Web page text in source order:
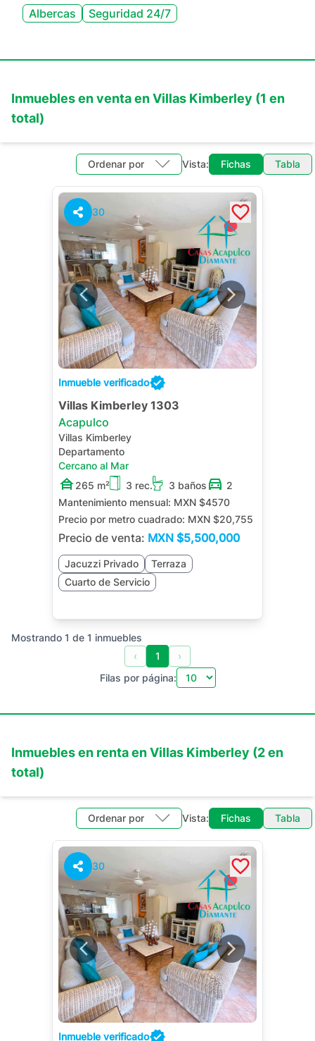
Albercas
Seguridad 24/7
Inmuebles enventaenVillas Kimberley (1 en
total)
Ordenar por Vista: Fichas Tabla
30
Inmueble verificado
Villas Kimberley 1303
Acapulco
Villas Kimberley
Departamento
Cercano al Mar
265 m²
3 rec. 3 baños
2
Mantenimiento mensual: MXN $4570
Precio por metro cuadrado: MXN $20,755
Precio de venta: MXN $5,500,000
Jacuzzi Privado
Terraza
Cuarto de Servicio
Mostrando 1 de 1 inmuebles
‹
1
›
Filas por página:
Inmuebles en rentaenVillas Kimberley (2en
total)
Ordenar por Vista: Fichas Tabla
30
Inmueble verificado